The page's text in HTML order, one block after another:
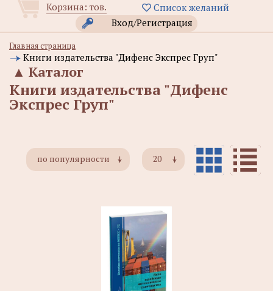
Корзина: тов.
Список желаний
Вход/Регистрация
Главная страница
Книги издательства "Дифенс Экспрес Груп"
Каталог
▲
Книги издательства "Дифенс
Экспрес Груп"
20
по популярности